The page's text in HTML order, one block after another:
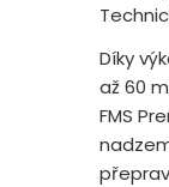
Díky
až 60
FMS